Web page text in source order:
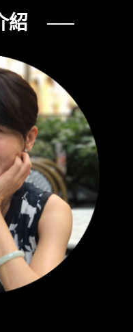
紹 ──